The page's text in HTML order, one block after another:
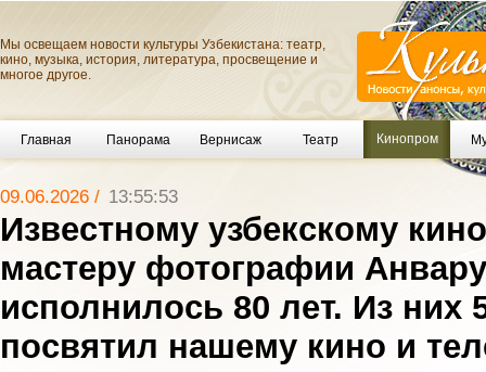
Мы освещаем новости культуры Узбекистана: театр,
кино, музыка, история, литература, просвещение и
многое другое.
Главная Панорама Вернисаж Театр Кинопром
09.06.2026 / 13:55:53
Известному узбекскому
мастеру фотографии
исполнилось 80 лет. Из них
посвятил нашему кино и